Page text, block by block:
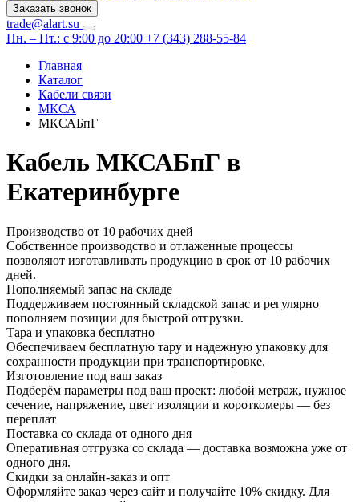
Заказать звонок
trade@alart.su
Пн. – Пт.: с 9:00 до 20:00 +7 (343) 288-55-84
Главная
Каталог
Кабели связи
МКСА
МКСАБпГ
Кабель МКСАБпГ в
Екатеринбурге
Производство от 10 рабочих дней
Собственное производство и отлаженные процессы
позволяют изготавливать продукцию в срок от 10 рабочих
дней.
Пополняемый запас на складе
Поддерживаем постоянный складской запас и регулярно
пополняем позиции для быстрой отгрузки.
Тара и упаковка бесплатно
Обеспечиваем бесплатную тару и надежную упаковку для
сохранности продукции при транспортировке.
Изготовление под ваш заказ
Подберём параметры под ваш проект: любой метраж, нужное
сечение, напряжение, цвет изоляции и короткомеры — без
переплат
Поставка со склада от одного дня
Оперативная отгрузка со склада — доставка возможна уже от
одного дня.
Скидки за онлайн-заказ и опт
Оформляйте заказ через сайт и получайте 10% скидку. Для